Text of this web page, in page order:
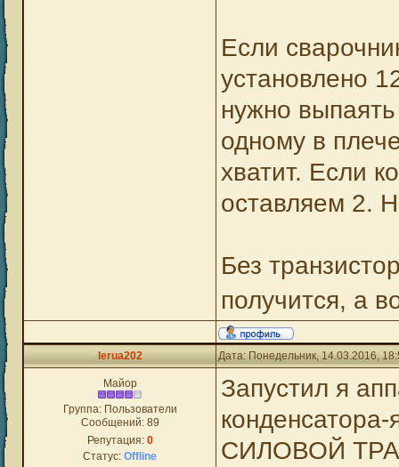
Если
установлено
нужно
одному в
хватит. Если
оставляем 2.
Без
получится, а
lerua202 Дата: Понедельник, 14.03.2016,
Майор
Группа: Пользователи
Сообщений: 89
Репутация: 0
Статус: Offline
Запустил я
СИЛОВОЙ